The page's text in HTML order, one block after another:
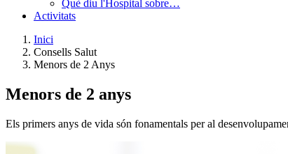
Què diu l'Hospital sobre…
Activitats
Breadcrumb
Inici
Consells Salut
Menors de 2 Anys
Menors de 2 anys
Els primers anys de vida són fonamentals per al